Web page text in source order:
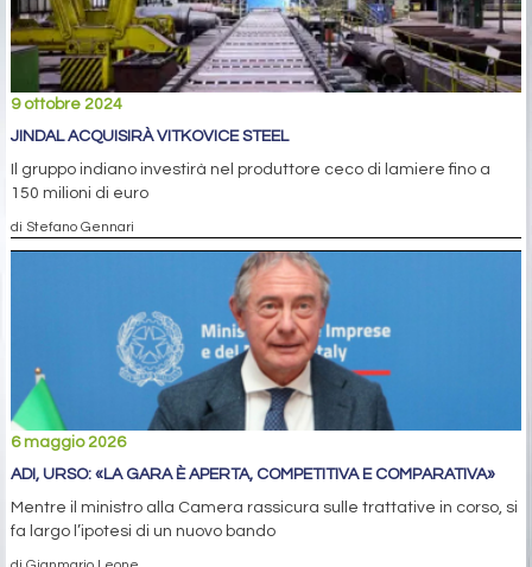
9 ottobre 2024
JINDAL ACQUISIRÀ VITKOVICE STEEL
Il gruppo indiano investirà nel produttore ceco di lamiere fino a
150 milioni di euro
di Stefano Gennari
6 maggio 2026
ADI, URSO: «LA GARA È APERTA, COMPETITIVA E COMPARATIVA»
Mentre il ministro alla Camera rassicura sulle trattative in corso, si
fa largo l’ipotesi di un nuovo bando